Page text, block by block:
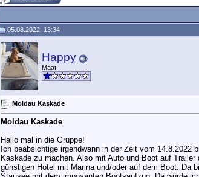
05.08.2022, 13:34
Happy
Maat
Moldau Kaskade
Moldau Kaskade
Hallo mal in die Gruppe!
Ich beabsichtige irgendwann in der Zeit vom 14.8.2022
Kaskade zu machen. Also mit Auto und Boot auf
günstigen Hotel mit Marina und/oder auf dem Boot. Da